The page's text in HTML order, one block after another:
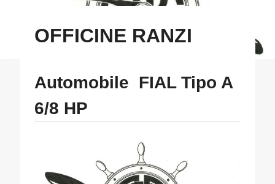
OFFICINE RANZI
Automobile FIAL Tipo A
6/8 HP